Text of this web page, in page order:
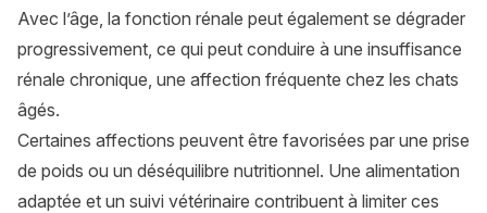
Avec l’âge, la fonction rénale peut également se dégrader
progressivement, ce qui peut conduire à une insuffisance
rénale chronique, une affection fréquente chez les chats
âgés.
Certaines affections peuvent être favorisées par une prise
de poids ou un déséquilibre nutritionnel. Une alimentation
adaptée et un suivi vétérinaire contribuent à limiter ces